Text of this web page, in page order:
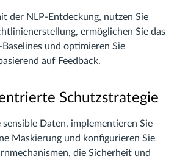
der NLP-Entdeckung, nutzen Sie
ermöglichen Sie das
Baselines und optimieren Sie
auf Feedback.
Schutzstrategie
sensible Daten, implementieren Sie
Maskierung und konfigurieren Sie
die Sicherheit und